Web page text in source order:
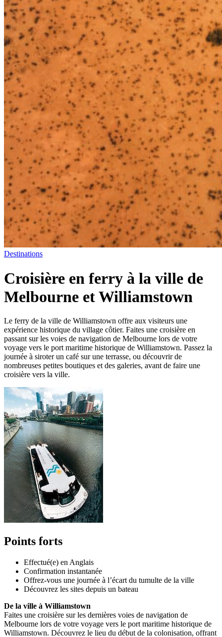
Destinations
Croisière en ferry à la ville de
Melbourne et Williamstown
Le ferry de la ville de Williamstown offre aux visiteurs une
expérience historique du village côtier. Faites une croisière en
passant sur les voies de navigation de Melbourne lors de votre
voyage vers le port maritime historique de Williamstown. Passez la
journée à siroter un café sur une terrasse, ou découvrir de
nombreuses petites boutiques et des galeries, avant de faire une
croisière vers la ville.
Points forts
Effectué(e) en Anglais
Confirmation instantanée
Offrez-vous une journée à l’écart du tumulte de la ville
Découvrez les sites depuis un bateau
De la ville à Williamstown
Faites une croisière sur les dernières voies de navigation de
Melbourne lors de votre voyage vers le port maritime historique de
Williamstown. Découvrez le lieu du début de la colonisation, offrant